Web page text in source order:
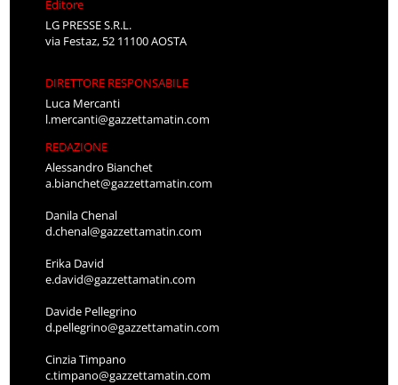
Editore
LG PRESSE S.R.L.
via Festaz, 52 11100 AOSTA
DIRETTORE RESPONSABILE
Luca Mercanti
l.mercanti@gazzettamatin.com
REDAZIONE
Alessandro Bianchet
a.bianchet@gazzettamatin.com
Danila Chenal
d.chenal@gazzettamatin.com
Erika David
e.david@gazzettamatin.com
Davide Pellegrino
d.pellegrino@gazzettamatin.com
Cinzia Timpano
c.timpano@gazzettamatin.com